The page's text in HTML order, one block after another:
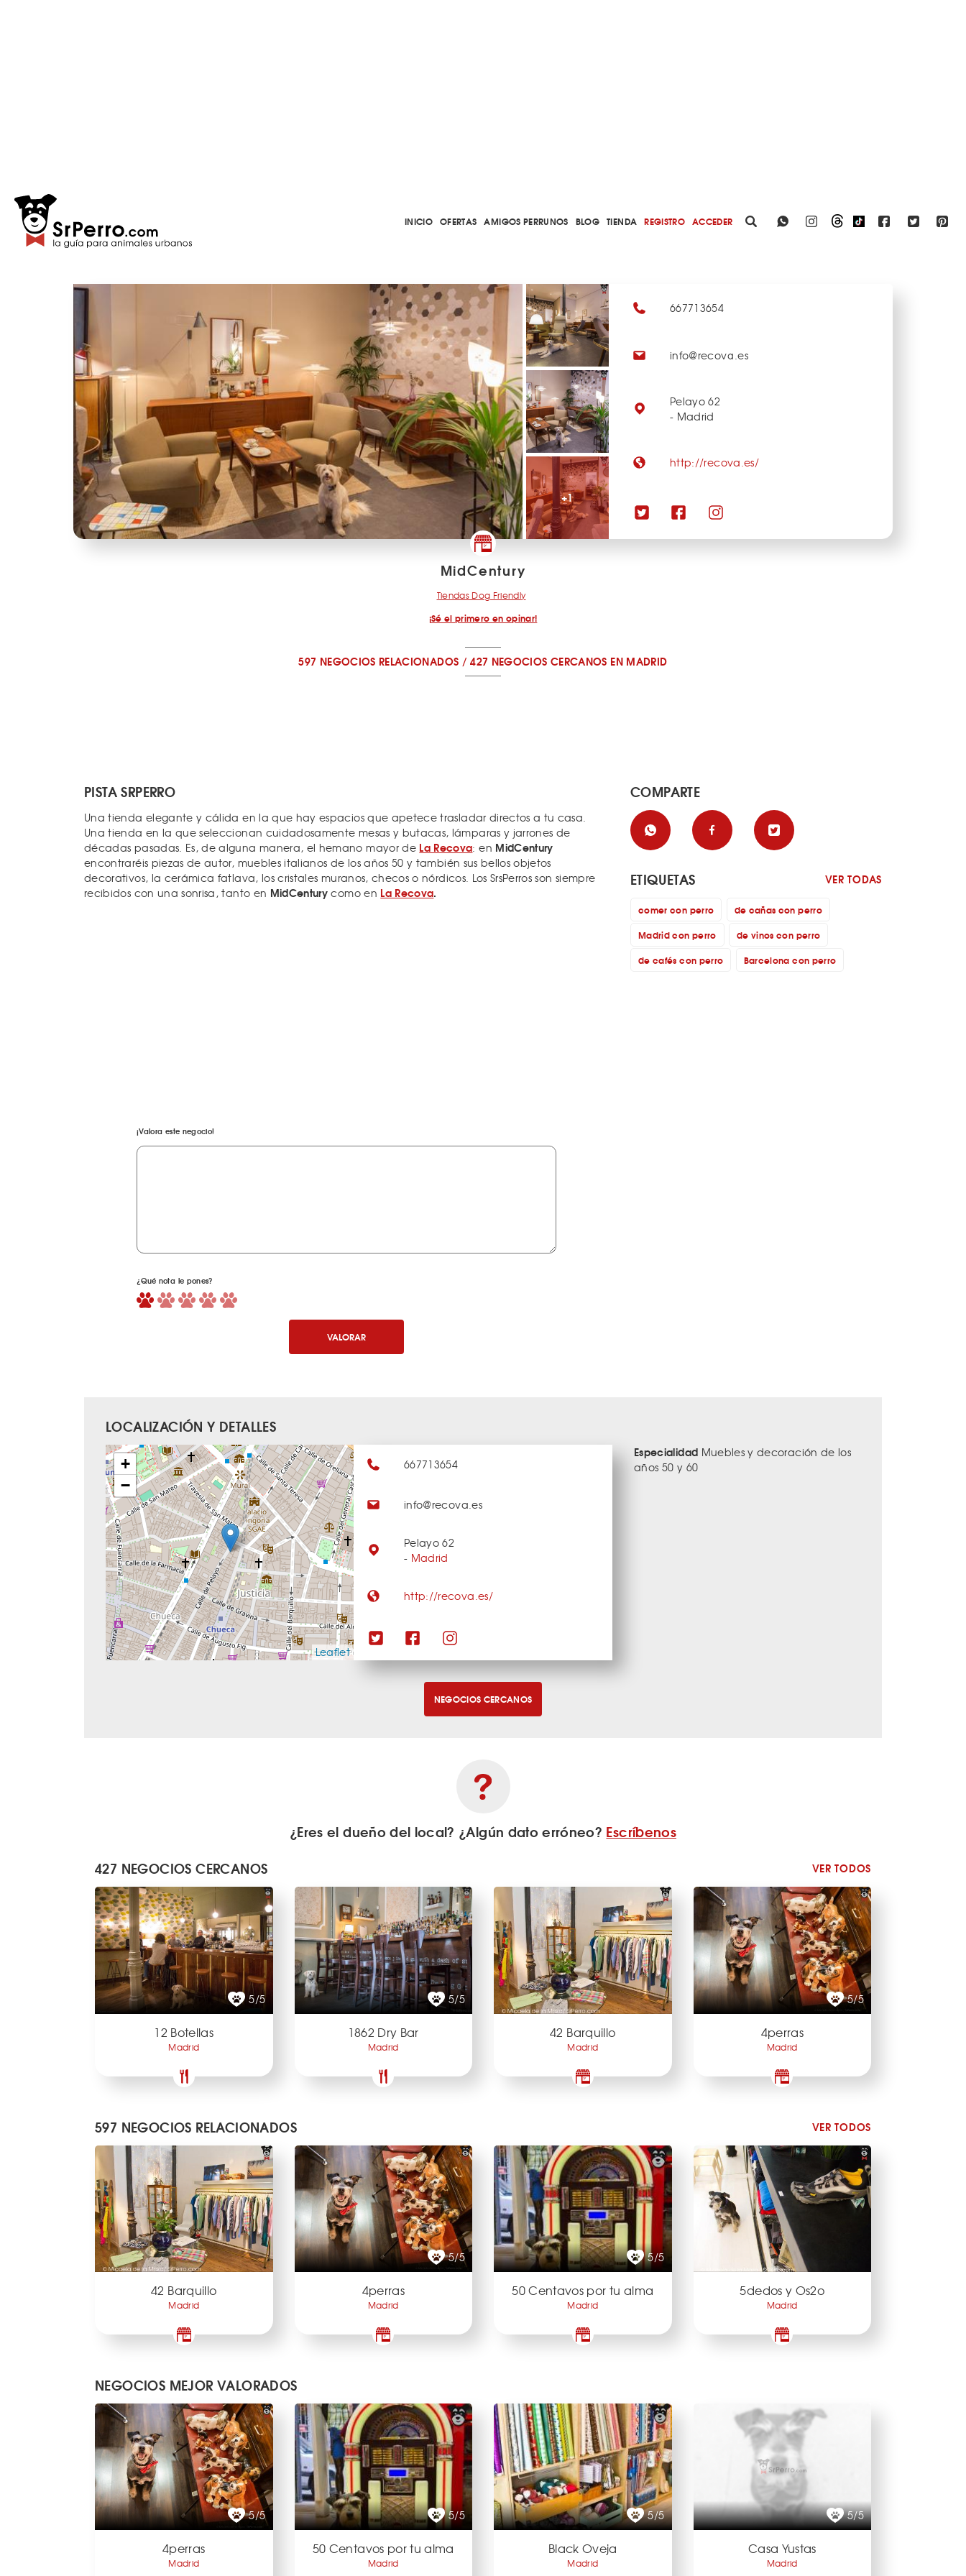
INICIO OFERTAS AMIGOS PERRUNOS BLOG TIENDA REGISTRO ACCEDER
+1
667713654
info@recova.es
Pelayo 62
- Madrid
http://recova.es/
MidCentury
Tiendas Dog Friendly
¡Sé el primero en opinar!
597 NEGOCIOS RELACIONADOS /427 NEGOCIOS CERCANOS EN MADRID
PISTA SRPERRO
Una tienda elegante y cálida en la que hay espacios que apetece trasladar directos a tu casa.
Una tienda en la que seleccionan cuidadosamente mesas y butacas, lámparas y jarrones de
décadas pasadas. Es, de alguna manera, el hemano mayor de La Recova: en MidCentury
encontraréis piezas de autor, muebles italianos de los años 50 y también sus bellos objetos
decorativos, la cerámica fatlava, los cristales muranos, checos o nórdicos. Los SrsPerros son siempre
recibidos con una sonrisa, tanto en MidCentury como en La Recova.
¡Valora este negocio!
¿Qué nota le pones?
VALORAR
COMPARTE
ETIQUETAS VER TODAS
comer con perro
de cañas con perro
Madrid con perro
de vinos con perro
de cafés con perro
Barcelona con perro
LOCALIZACIÓN Y DETALLES
+
−
Leaflet
667713654
info@recova.es
Pelayo 62
- Madrid
http://recova.es/
Especialidad Muebles y decoración de los
años 50 y 60
NEGOCIOS CERCANOS
¿Eres el dueño del local? ¿Algún dato erróneo? Escríbenos
427 NEGOCIOS CERCANOS
VER TODOS
5/5
12 Botellas
Madrid
5/5
1862 Dry Bar
Madrid
42 Barquillo
Madrid
5/5
4perras
Madrid
597 NEGOCIOS RELACIONADOS VER TODOS
42 Barquillo
Madrid
5/5
4perras
Madrid
5/5
50 Centavos por tu alma
Madrid
5dedos y Os2o
Madrid
NEGOCIOS MEJOR VALORADOS
5/5
4perras
Madrid
5/5
50 Centavos por tu alma
Madrid
5/5
Black Oveja
Madrid
5/5
Casa Yustas
Madrid